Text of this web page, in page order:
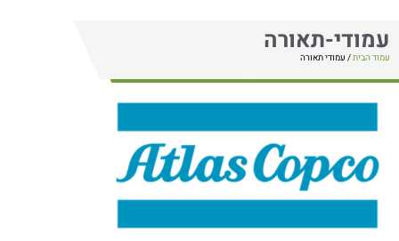
עמודי-תאורה
עמוד הבית/ עמודי תאורה